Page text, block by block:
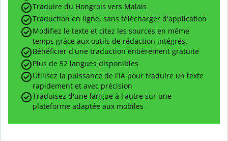
Traduire du Hongrois vers Malais
Traduction en ligne, sans télécharger d'application
Modifiez le texte et citez les sources en même
temps grâce aux outils de rédaction intégrés.
Bénéficier d'une traduction entièrement gratuite
Plus de 52 langues disponibles
Utilisez la puissance de l'IA pour traduire un texte
rapidement et avec précision
Traduisez d'une langue à l'autre sur une
plateforme adaptée aux mobiles